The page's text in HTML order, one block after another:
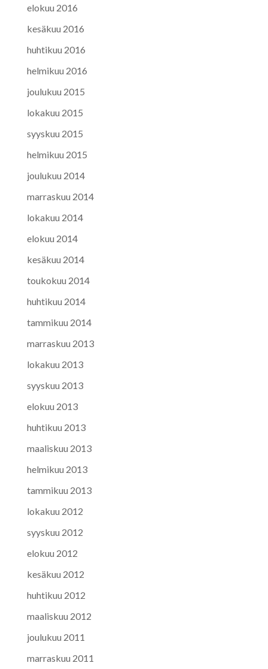
elokuu 2016
kesäkuu 2016
huhtikuu 2016
helmikuu 2016
joulukuu 2015
lokakuu 2015
syyskuu 2015
helmikuu 2015
joulukuu 2014
marraskuu 2014
lokakuu 2014
elokuu 2014
kesäkuu 2014
toukokuu 2014
huhtikuu 2014
tammikuu 2014
marraskuu 2013
lokakuu 2013
syyskuu 2013
elokuu 2013
huhtikuu 2013
maaliskuu 2013
helmikuu 2013
tammikuu 2013
lokakuu 2012
syyskuu 2012
elokuu 2012
kesäkuu 2012
huhtikuu 2012
maaliskuu 2012
joulukuu 2011
marraskuu 2011